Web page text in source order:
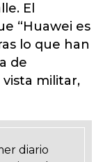
El
“Huawei es
lo que han
de
militar,
diario